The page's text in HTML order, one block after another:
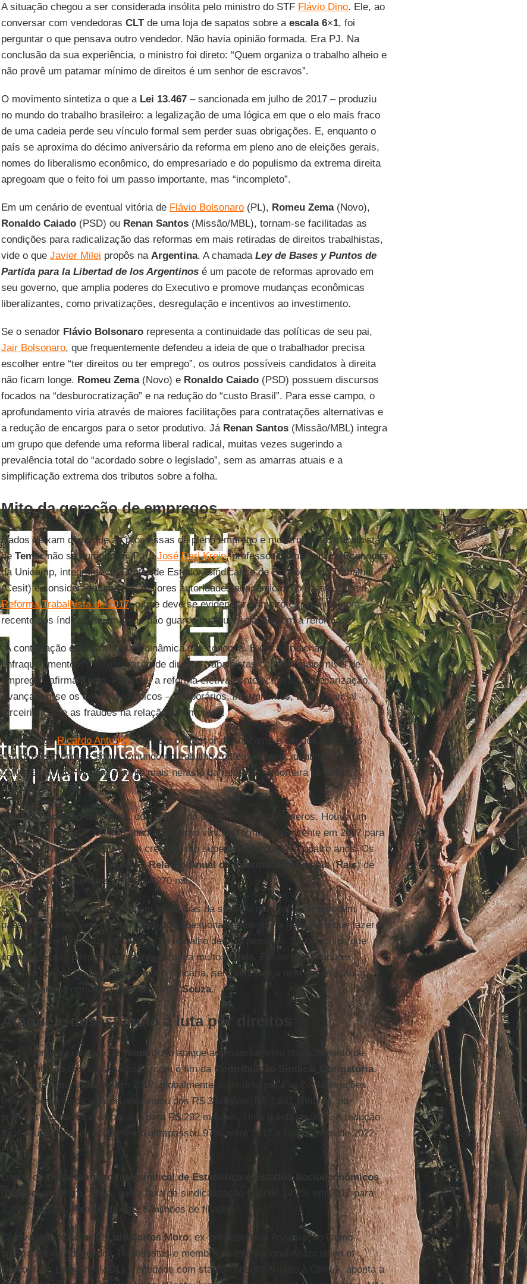
A situação chegou a ser considerada insólita pelo ministro do STF Flávio Dino. Ele, ao
conversar com vendedoras CLTde uma loja de sapatos sobre a escala 6×1, foi
perguntar o que pensava outro vendedor. Não havia opinião formada. Era PJ. Na
conclusão da sua experiência, o ministro foi direto: “Quem organiza o trabalho alheio e
não provê um patamar mínimo de direitos é um senhor de escravos”.
O movimento sintetiza o que a Lei 13.467– sancionada em julho de 2017 – produziu
no mundo do trabalho brasileiro: a legalização de uma lógica em que o elo mais fraco
de uma cadeia perde seu vínculo formal sem perder suas obrigações. E, enquanto o
país se aproxima do décimo aniversário da reforma em pleno ano de eleições gerais,
nomes do liberalismo econômico, do empresariado e do populismo da extrema direita
apregoam que o feito foi um passo importante, mas “incompleto”.
Em um cenário de eventual vitória de Flávio Bolsonaro(PL), Romeu Zema(Novo),
Ronaldo Caiado(PSD) ou Renan Santos(Missão/MBL), tornam-se facilitadas as
condições para radicalização das reformas em mais retiradas de direitos trabalhistas,
vide o que Javier Milei propôs na Argentina. A chamadaLey de Bases y Puntos de
Partida para la Libertad de los Argentinosé um pacote de reformas aprovado em
seu governo, que amplia poderes do Executivo e promove mudanças econômicas
liberalizantes, como privatizações, desregulação e incentivos ao investimento.
Se o senador Flávio Bolsonarorepresenta a continuidade das políticas de seu pai,
Jair Bolsonaro, que frequentemente defendeu a ideia de que o trabalhador precisa
escolher entre “ter direitos ou ter emprego”, os outros possíveis candidatos à direita
não ficam longe. Romeu Zema(Novo) e Ronaldo Caiado(PSD) possuem discursos
focados na “desburocratização” e na redução do “custo Brasil”. Para esse campo, o
aprofundamento viria através de maiores facilitações para contratações alternativas e
a redução de encargos para o setor produtivo. Já Renan Santos(Missão/MBL) integra
um grupo que defende uma reforma liberal radical, muitas vezes sugerindo a
prevalência total do “acordado sobre o legislado”, sem as amarras atuais e a
simplificação extrema dos tributos sobre a folha.
Mito da geração de empregos
Dados deixam claro que as promessas de pleno emprego e modernização trabalhista
de Temernão se cumpriram. ParaJosé Dari Krein, professor do Instituto de Economia
da Unicamp, integrante do Centro de Estudos Sindicais e de Economia do Trabalho
(Cesit) e considerado uma das maiores autoridades acadêmicas no Brasil sobre a
Reforma Trabalhista de 2017, o que deve se evidenciar primeiro é que a melhora
recente nos índices de emprego não guarda qualquer relação com a reforma.
“A contratação está vinculada à dinâmica da economia. É um mito achar que o
enfraquecimento e a flexibilização de direitos trabalhistas causam maior nível de
emprego”, afirma
Krein . Para ele, a reforma efetivamente acelerou a precarização.
Avançaram-se os contratos atípicos – temporários, intermitentes, tempo parcial –, a
terceirização e as fraudes na relação de emprego.
O sociólogoRicardo Antunes, também professor da Unicamp e um dos principais
estudiosos mundiais sobre o mundo do trabalho contemporâneo, identifica na
contratação intermitente o ponto mais nefasto da reforma. “A porteira se abriu”,
resume.
André Conceição de Sousa, doutorando do Cesit, apresenta números. Houve um
salto de cerca de 7.300 trabalhadores com o vínculo formal intermitente em 2017 para
mais de 240 mil em 2021. É um crescimento superior a 3.000% em quatro anos. Os
dados mais recentes, segundo aRelação Anual de Informações Sociais(Rais) de
2024, mostram números acima de 270 mil.
São trabalhadores que não sabem quais dias da semana irão trabalhar e podem
passar semanas sem receber. “Um dos questionamentos que a gente tem que fazer é
justamente em relação à qualidade do trabalho dessas pessoas. São vínculos que
colocam essas pessoas numa insegurança muito grande. Esses trabalhadores
acabam ficando numa situação muito precária, sem segurança nem em relação ao
trabalho nem à remuneração”, descreveSouza.
Ataque e desestímulo à luta por direitos
Outra frente da reforma de Temerfoi o ataque ao financiamento do movimento de
representação dos trabalhadores, com o fim daContribuição Sindical Obrigatória.
Para se ter uma ideia, se em 2017, globalmente, o recurso para as confederações,
federações e sindicatos se aproximou dos R$ 3 bilhões (R$ 2,841 bilhões), no
primeiro ano da reforma passou para R$ 292 milhões. Uma queda de 90%. A redução
total acumulada no recolhimento ultrapassou 97% entre 2017 e os números de 2022-
2024.
Dados do
Departamento Intersindical de Estatística e Estudos Socioeconômicos
Dieese) mostram, ainda, que a taxa de sindicalização caiu de 14,2% em 2017 para
8,9% em 2024, com perda de 3,8 milhões de filiados.
O advogado trabalhista Luís Carlos Moro, ex-presidente da Associação Latino-
americana de Advogados Trabalhistas e membro da International Association of
Democratic Lawyers (IADL) – entidade com status consultivo junto à ONU –, aponta a